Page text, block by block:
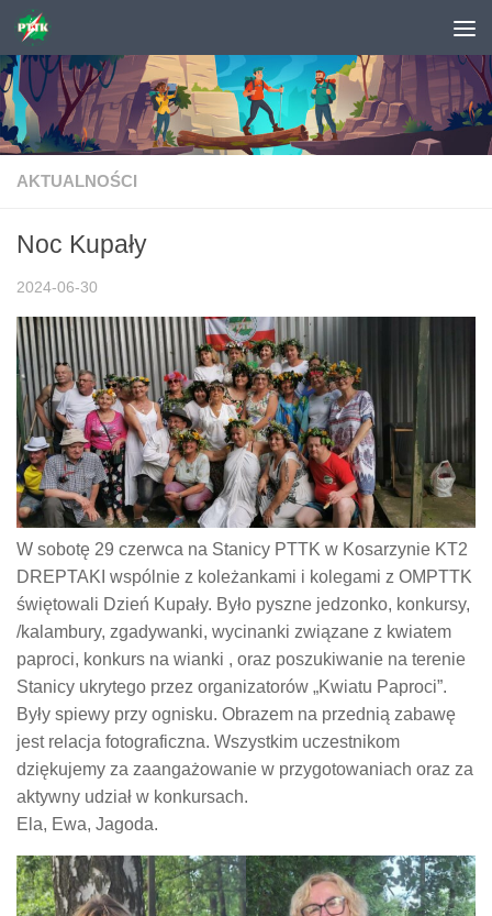
Skip to content
AKTUALNOŚCI
Noc Kupały
2024-06-30
W sobotę 29 czerwca na Stanicy PTTK w Kosarzynie KT2
DREPTAKI wspólnie z koleżankami i kolegami z OMPTTK
świętowali Dzień Kupały. Było pyszne jedzonko, konkursy,
/kalambury, zgadywanki, wycinanki związane z kwiatem
paproci, konkurs na wianki , oraz poszukiwanie na terenie
Stanicy ukrytego przez organizatorów „Kwiatu Paproci”.
Były spiewy przy ognisku. Obrazem na przednią zabawę
jest relacja fotograficzna. Wszystkim uczestnikom
dziękujemy za zaangażowanie w przygotowaniach oraz za
aktywny udział w konkursach.
Ela, Ewa, Jagoda.